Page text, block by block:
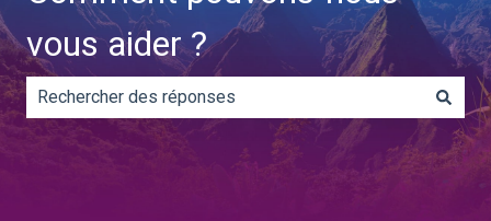
vous aider ?
Il n'y a aucune suggestion car le champ de recherche